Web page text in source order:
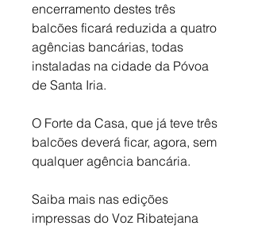
encerramento destes três
balcões ficará reduzida a quatro
agências bancárias, todas
instaladas na cidade da Póvoa
de Santa Iria.
O Forte da Casa, que já teve três
balcões deverá ficar, agora, sem
qualquer agência bancária.
Saiba mais nas edições
impressas do Voz Ribatejana